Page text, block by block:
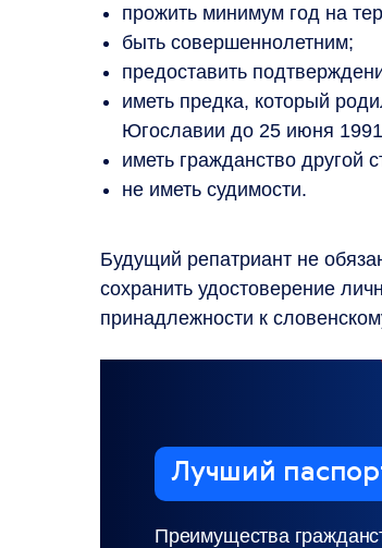
прожить минимум год на
быть совершеннолетним;
предоставить
иметь предка, который
Югославии до 25 июня
иметь гражданство другой
не иметь судимости.
Будущий репатриант не
сохранить удостоверение
принадлежности к
Лучший
Преимущества